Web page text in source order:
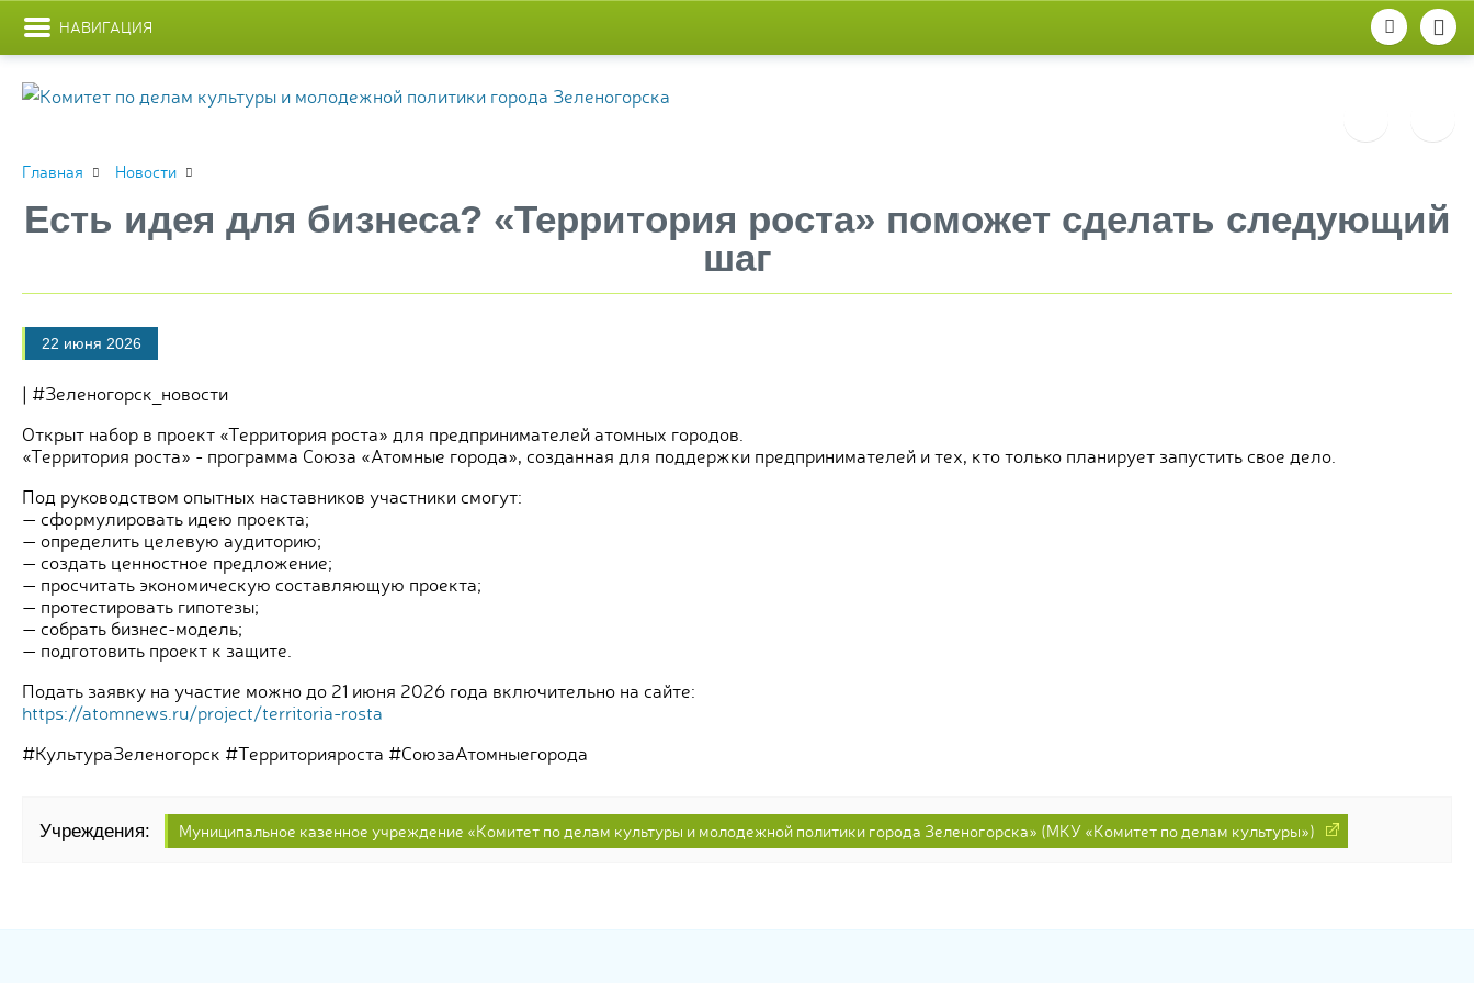
НАВИГАЦИЯ
Главная Новости
Есть идея для бизнеса? «Территория роста» поможет сделать следующий
шаг
22 июня 2026
| #Зеленогорск_новости
Открыт набор в проект «Территория роста» для предпринимателей атомных городов.
«Территория роста» - программа Союза «Атомные города», созданная для поддержки предпринимателей и тех, кто только планирует запустить свое дело.
Под руководством опытных наставников участники смогут:
— сформулировать идею проекта;
— определить целевую аудиторию;
— создать ценностное предложение;
— просчитать экономическую составляющую проекта;
— протестировать гипотезы;
— собрать бизнес-модель;
— подготовить проект к защите.
Подать заявку на участие можно до 21 июня 2026 года включительно на сайте:
https://atomnews.ru/project/territoria-rosta
#КультураЗеленогорск #Территорияроста #СоюзаАтомныегорода
Учреждения: Муниципальное казенное учреждение «Комитет по делам культуры и молодежной политики города Зеленогорска» (МКУ «Комитет по делам культуры»)